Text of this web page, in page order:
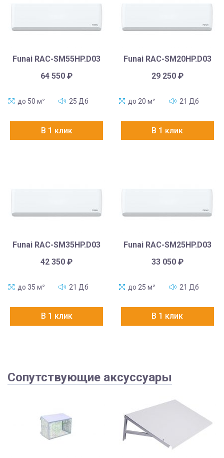
Funai RAC-SM55HP.D03
64 550₽
до 50 м² 25 Дб
В 1 клик
Funai RAC-SM20HP.D03
29 250 ₽
до 20 м² 21 Дб
В 1 клик
Funai RAC-SM35HP.D03
42 350₽
до 35 м² 21 Дб
В 1 клик
Funai RAC-SM25HP.D03
33 050 ₽
до 25 м² 21 Дб
В 1 клик
Сопутствующие аксуссуары